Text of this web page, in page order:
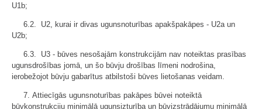
U1b;
6.2. U2, kurai ir divas ugunsnoturības apakšpakāpes - U2a un
U2b;
6.3. U3 - būves nesošajām konstrukcijām nav noteiktas prasības
ugunsdrošības jomā, un šo būvju drošības līmeni nodrošina,
ierobežojot būvju gabarītus atbilstoši būves lietošanas veidam.
7. Attiecīgās ugunsnoturības pakāpes būvei noteiktā
būvkonstrukciju minimālā ugunsizturība un būvizstrādājumu minimālā